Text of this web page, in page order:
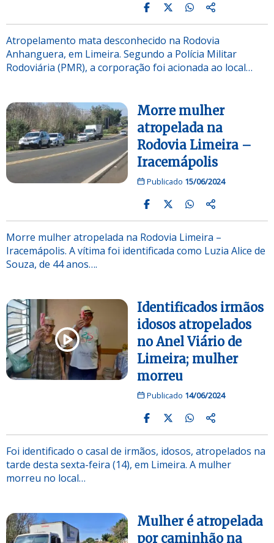
Atropelamento mata desconhecido na Rodovia
Anhanguera, em Limeira. Segundo a Polícia Militar
Rodoviária (PMR), a corporação foi acionada ao local…
Morre mulher
atropelada na
Rodovia Limeira –
Iracemápolis
Publicado 15/06/2024
Morre mulher atropelada na Rodovia Limeira –
Iracemápolis. A vítima foi identificada como Luzia Alice de
Souza, de 44 anos….
Identificados irmãos
idosos atropelados
no Anel Viário de
Limeira; mulher
morreu
Publicado 14/06/2024
Foi identificado o casal de irmãos, idosos, atropelados na
tarde desta sexta-feira (14), em Limeira. A mulher
morreu no local…
Mulher é atropelada
por caminhão na